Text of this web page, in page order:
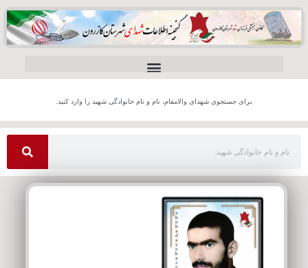
برای جستجوی شهدای والامقام، نام و نام خانوادگی شهید را وارد کنید.